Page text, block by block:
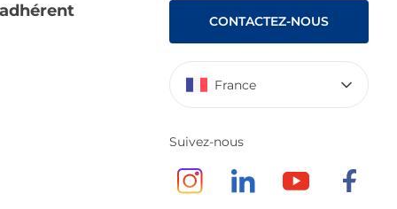
CONTACTEZ-NOUS
France
Suivez-nous